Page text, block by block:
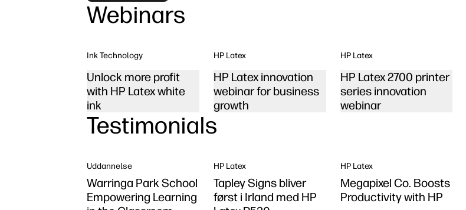
Webinars
Ink Technology
Unlock more profit
with HP Latex white
ink
HP Latex
HP Latex innovation
webinar for business
growth
HP Latex
HP Latex 2700 printer
series innovation
webinar
Testimonials
Uddannelse
Warringa Park School
Empowering Learning
HP Latex
Tapley Signs bliver
først i Irland med HP
HP Latex
Megapixel Co. Boosts
Productivity with HP